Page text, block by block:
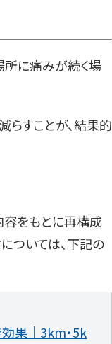
所に痛みが続く場
らすことが、結果的
容をもとに再構成
ついては、下記の
果｜3km・5k